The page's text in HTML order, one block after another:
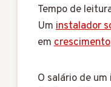
Tempo de
Uminstalador
emcrescimento
O salário de